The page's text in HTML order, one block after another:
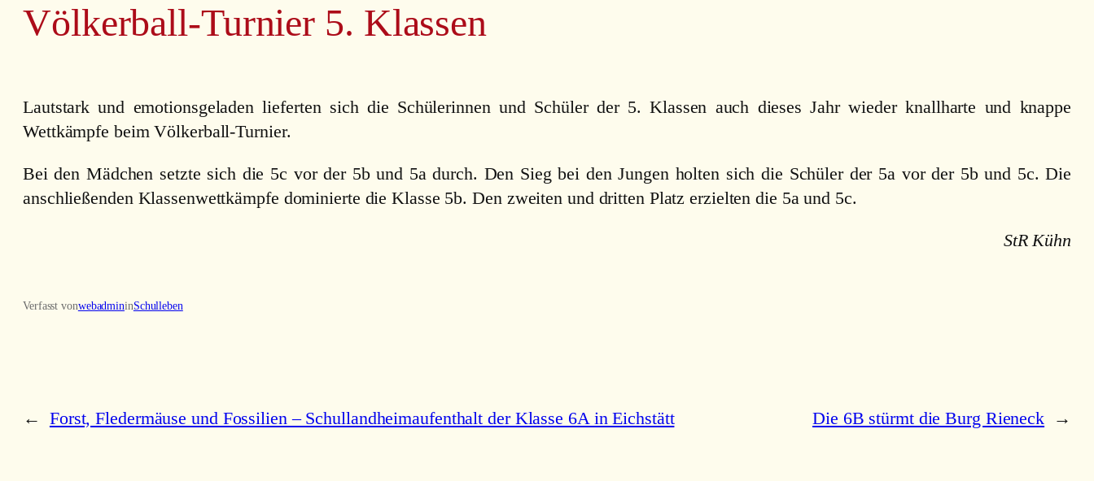
Völkerball-Turnier 5. Klassen
Lautstark und emotionsgeladen lieferten sich die Schülerinnen und Schüler der 5. Klassen auch dieses Jahr wieder knallharte und knappe
Wettkämpfe beim Völkerball-Turnier.
Bei den Mädchen setzte sich die 5c vor der 5b und 5a durch. Den Sieg bei den Jungen holten sich die Schüler der 5a vor der 5b und 5c. Die
anschließenden Klassenwettkämpfe dominierte die Klasse 5b. Den zweiten und dritten Platz erzielten die 5a und 5c.
StR Kühn
Verfasst vonwebadmininSchulleben
← Forst, Fledermäuse und Fossilien – Schullandheimaufenthalt der Klasse 6A in Eichstätt Die 6B stürmt die Burg Rieneck →